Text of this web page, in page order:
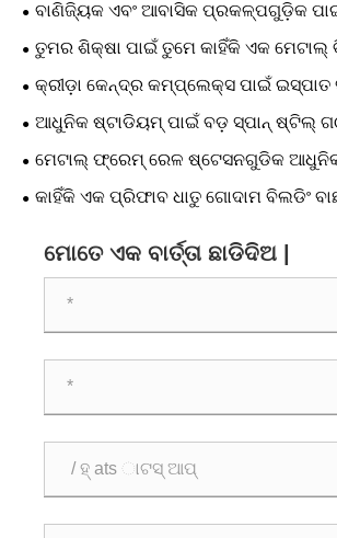
ବାଣିଜ୍ୟିକ ଏବଂ ଆବାସିକ ପ୍ରକଳ୍ପଗୁଡ଼ିକ
ପ୍ରିଫ୍ରେକେଟେଡ୍ କଣ୍ଟେନର ଘରଗୁଡିକ କ’ଣ
ତୁମର ଶିକ୍ଷା ପାଇଁ ତୁମେ କାହିଁକି ଏକ
ବିଚାର କରିବା ଉଚିତ୍ |
କ୍ରୀଡ଼ା କେନ୍ଦ୍ର କମ୍ପ୍ଲେକ୍ସ ପାଇଁ ଇସ୍ପାତ
ଆଧୁନିକ ଷ୍ଟାଡିୟମ୍ ନିର୍ମାଣ ପାଇଁ ସର୍ବୋତ୍ତମ
ଆଧୁନିକ ଷ୍ଟାଡିୟମ୍ ପାଇଁ ବଡ଼ ସ୍ପାନ୍ ଷ୍ଟିଲ୍
ମେଟାଲ୍ ଫ୍ରେମ୍ ରେଳ ଷ୍ଟେସନଗୁଡିକ
ଅଭିଜ୍ଞତାକୁ କିପରି ରୂପାନ୍ତର କରେ |
କାହିଁକି ଏକ ପ୍ରିଫାବ ଧାତୁ ଗୋଦାମ ବିଲଡିଂ
ମୋତେ ଏକ ବାର୍ତ୍ତା ଛାଡିଦିଅ |